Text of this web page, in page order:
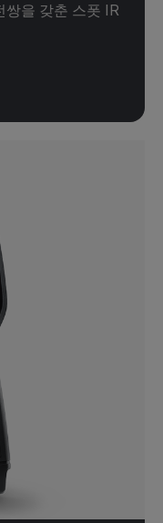
쌍을 갖춘 스폿 IR